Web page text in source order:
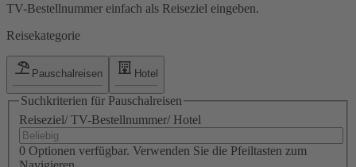
TV-Bestellnummer einfach als Reiseziel eingeben.
Reisekategorie
Pauschalreisen Hotel
Suchkriterien für Pauschalreisen
Reiseziel/ TV-Bestellnummer/ Hotel
0 Optionen verfügbar. Verwenden Sie die Pfeiltasten zum